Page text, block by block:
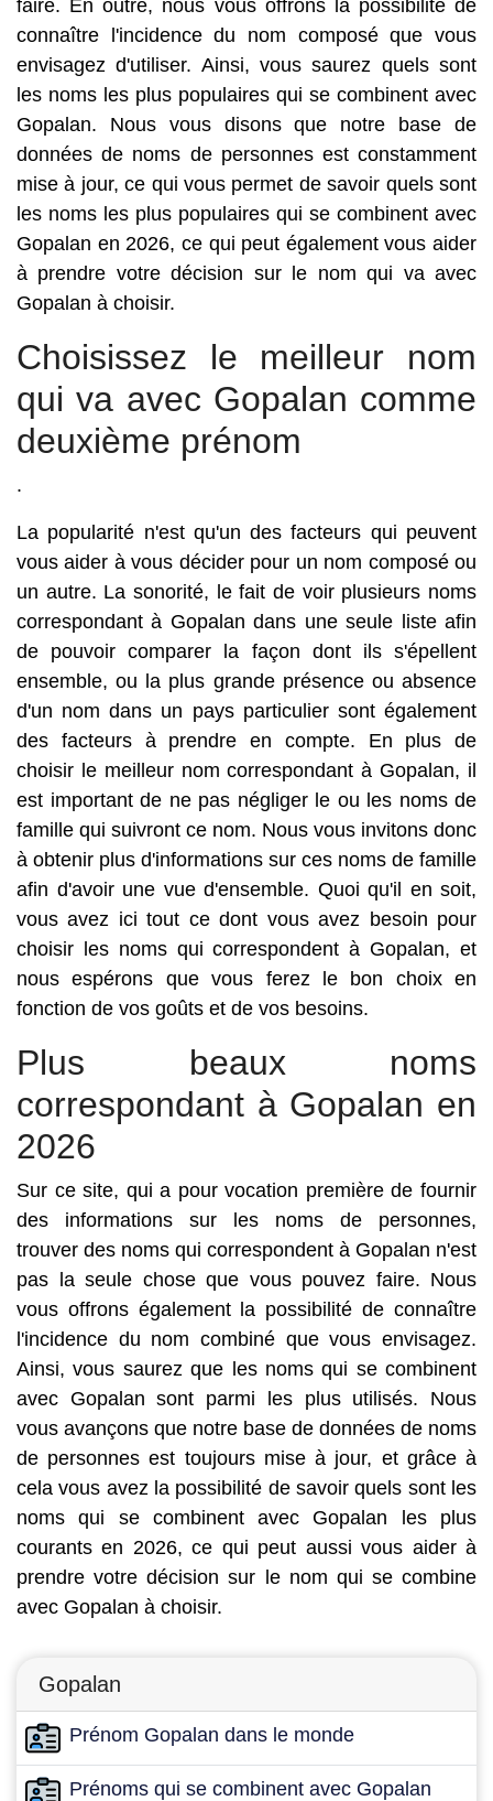
faire. En outre, nous vous offrons la possibilité de
connaître l'incidence du nom composé que vous
envisagez d'utiliser. Ainsi, vous saurez quels sont
les noms les plus populaires qui se combinent avec
Gopalan. Nous vous disons que notre base de
données de noms de personnes est constamment
mise à jour, ce qui vous permet de savoir quels sont
les noms les plus populaires qui se combinent avec
Gopalan en 2026, ce qui peut également vous aider
à prendre votre décision sur le nom qui va avec
Gopalan à choisir.
Choisissez le meilleur nom
qui va avec Gopalan comme
deuxième prénom
.
La popularité n'est qu'un des facteurs qui peuvent
vous aider à vous décider pour un nom composé ou
un autre. La sonorité, le fait de voir plusieurs noms
correspondant à Gopalan dans une seule liste afin
de pouvoir comparer la façon dont ils s'épellent
ensemble, ou la plus grande présence ou absence
d'un nom dans un pays particulier sont également
des facteurs à prendre en compte. En plus de
choisir le meilleur nom correspondant à Gopalan, il
est important de ne pas négliger le ou les noms de
famille qui suivront ce nom. Nous vous invitons donc
à obtenir plus d'informations sur ces noms de famille
afin d'avoir une vue d'ensemble. Quoi qu'il en soit,
vous avez ici tout ce dont vous avez besoin pour
choisir les noms qui correspondent à Gopalan, et
nous espérons que vous ferez le bon choix en
fonction de vos goûts et de vos besoins.
Plus beaux noms
correspondant à Gopalan en
2026
Sur ce site, qui a pour vocation première de fournir
des informations sur les noms de personnes,
trouver des noms qui correspondent à Gopalan n'est
pas la seule chose que vous pouvez faire. Nous
vous offrons également la possibilité de connaître
l'incidence du nom combiné que vous envisagez.
Ainsi, vous saurez que les noms qui se combinent
avec Gopalan sont parmi les plus utilisés. Nous
vous avançons que notre base de données de noms
de personnes est toujours mise à jour, et grâce à
cela vous avez la possibilité de savoir quels sont les
noms qui se combinent avec Gopalan les plus
courants en 2026, ce qui peut aussi vous aider à
prendre votre décision sur le nom qui se combine
avec Gopalan à choisir.
Gopalan
Prénom Gopalan dans le monde
Prénoms qui se combinent avec Gopalan